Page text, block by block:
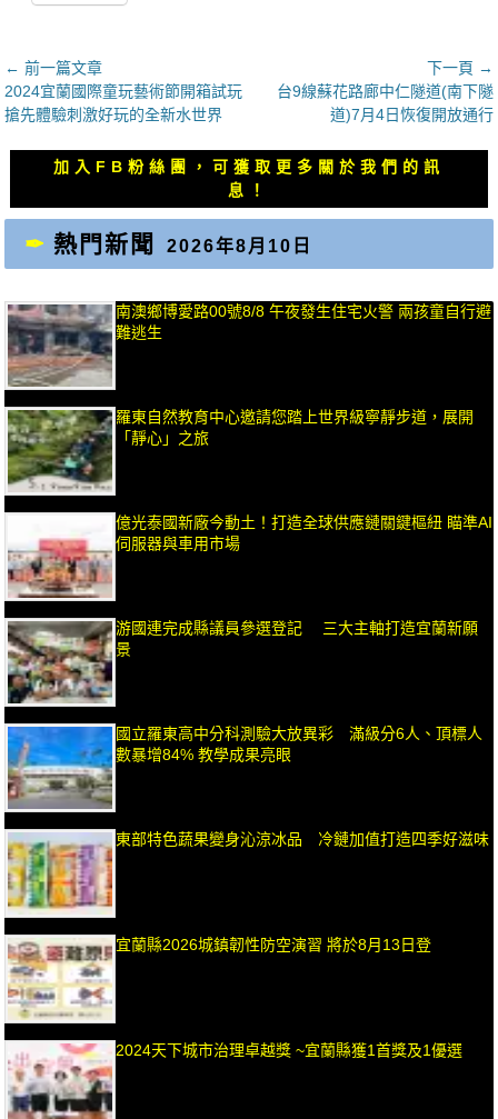
文
章
導
覽
← 前一篇文章
上
一
2024宜蘭國際童玩藝術節開箱試玩
搶先體驗刺激好玩的全新水世界
下一頁 →
文
章：
台9線蘇花路廊中仁隧道(南下隧
道)7月4日恢復開放通行
加入FB粉絲團，可獲取更多關於我們的訊
息！
熱門新聞 2026年8月10日
南澳鄉博愛路00號8/8 午夜發生住宅火警 兩孩童自行避
難逃生
羅東自然教育中心邀請您踏上世界級寧靜步道，展開
「靜心」之旅
億光泰國新廠今動土！打造全球供應鏈關鍵樞紐 瞄準AI
伺服器與車用市場
游國連完成縣議員參選登記 三大主軸打造宜蘭新願
景
國立羅東高中分科測驗大放異彩 滿級分6人、頂標人
數暴增84% 教學成果亮眼
東部特色蔬果變身沁涼冰品 冷鏈加值打造四季好滋味
宜蘭縣2026城鎮韌性防空演習 將於8月13日登
2024天下城市治理卓越獎 ~宜蘭縣獲1首獎及1優選